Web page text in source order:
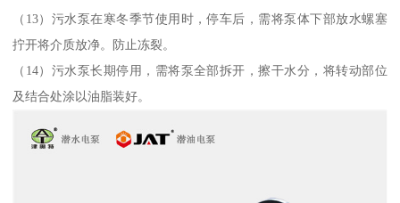
（13）污水泵在寒冬季节使用时，停车后，需将泵体下部放水螺塞
拧开将介质放净。防止冻裂。
（14）污水泵长期停用，需将泵全部拆开，擦干水分，将转动部位
及结合处涂以油脂装好。